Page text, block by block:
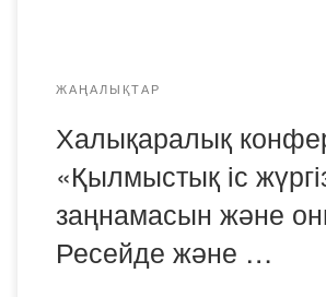
ЖАҢАЛЫҚТАР
Халықаралық
«Қылмыстық іс
заңнамасын және
Ресейде және …